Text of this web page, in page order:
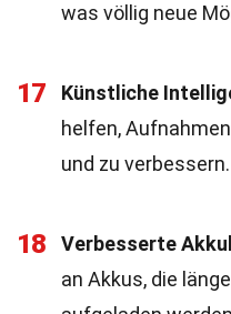
was völlig neue
17 Künstliche
helfen,
und zu verbessern.
18 Verbesserte
an Akkus, die